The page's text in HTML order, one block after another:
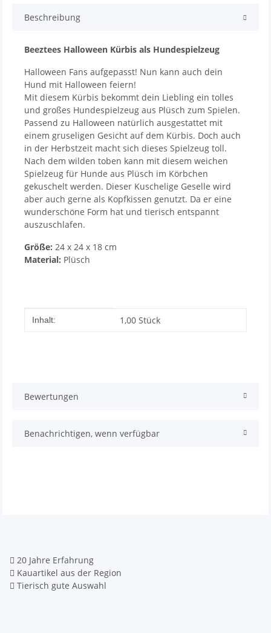
Beschreibung
Beeztees Halloween Kürbis als Hundespielzeug
Halloween Fans aufgepasst! Nun kann auch dein
Hund mit Halloween feiern!
Mit diesem Kürbis bekommt dein Liebling ein tolles
und großes Hundespielzeug aus Plüsch zum Spielen.
Passend zu Halloween natürlich ausgestattet mit
einem gruseligen Gesicht auf dem Kürbis. Doch auch
in der Herbstzeit macht sich dieses Spielzeug toll.
Nach dem wilden toben kann mit diesem weichen
Spielzeug für Hunde aus Plüsch im Körbchen
gekuschelt werden. Dieser Kuschelige Geselle wird
aber auch gerne als Kopfkissen genutzt. Da er eine
wunderschöne Form hat und tierisch entspannt
auszuschlafen.
Größe: 24 x 24 x 18 cm
Material: Plüsch
Produkteigenschaft
Wert
Inhalt: 1,00 Stück
Bewertungen
Benachrichtigen, wenn verfügbar
20 Jahre Erfahrung
Kauartikel aus der Region
Tierisch gute Auswahl